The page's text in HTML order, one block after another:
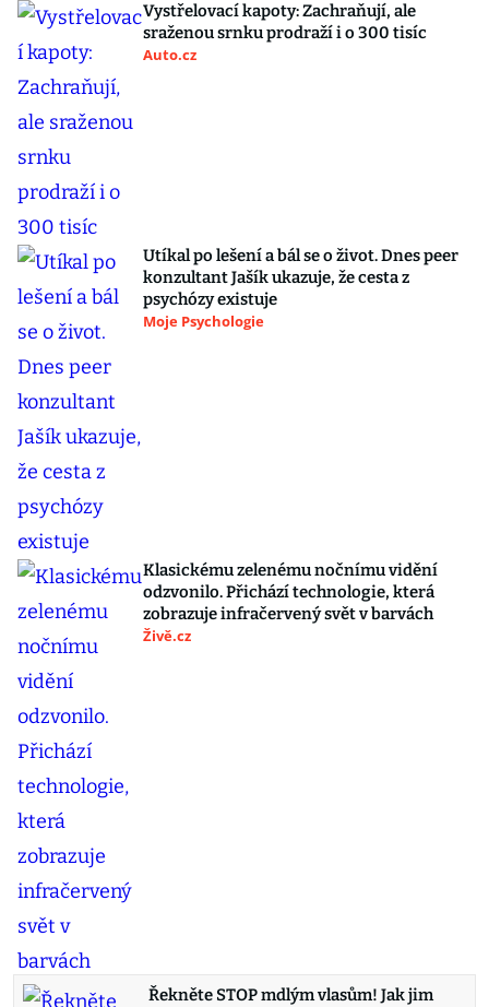
Vystřelovací kapoty: Zachraňují, ale
sraženou srnku prodraží i o 300 tisíc
Auto.cz
Utíkal po lešení a bál se o život. Dnes peer
konzultant Jašík ukazuje, že cesta z
psychózy existuje
Moje Psychologie
Klasickému zelenému nočnímu vidění
odzvonilo. Přichází technologie, která
zobrazuje infračervený svět v barvách
Živě.cz
Řekněte STOP mdlým vlasům! Jak jim